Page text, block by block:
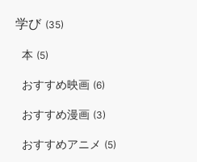
学び (35)
本 (5)
おすすめ映画 (6)
おすすめ漫画 (3)
おすすめアニメ (5)